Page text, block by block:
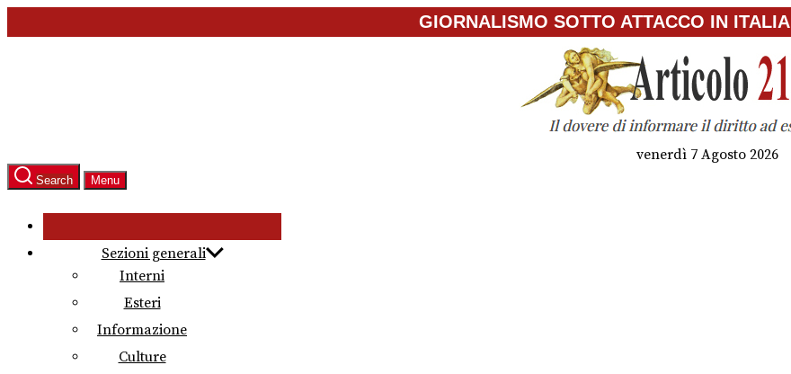
to
GIORNALISMO SOTTO ATTACCO IN ITALIA
venerdì 7 Agosto 2026
Search Menu
Sezioni generali
Interni
Esteri
Informazione
Culture